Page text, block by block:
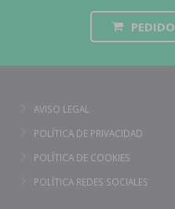
AVISO LEGAL
POLÍTICA DE PRIVACIDAD
POLÍTICA DE COOKIES
POLÍTICA REDES SOCIALES